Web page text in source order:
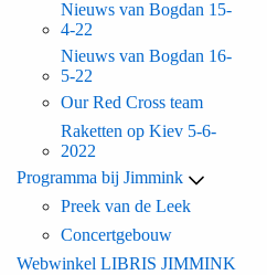
Nieuws van Bogdan 15-
4-22
Nieuws van Bogdan 16-
5-22
Our Red Cross team
Raketten op Kiev 5-6-
2022
Programma bij Jimmink
Preek van de Leek
Concertgebouw
Webwinkel LIBRIS JIMMINK